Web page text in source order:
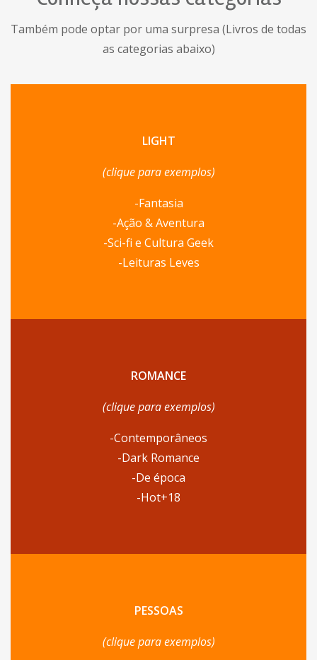
Também pode optar por uma surpresa (Livros de todas
as categorias abaixo)
LIGHT
(clique para exemplos)
-Fantasia
-Ação & Aventura
-Sci-fi e Cultura Geek
-Leituras Leves
ROMANCE
(clique para exemplos)
-Contemporâneos
-Dark Romance
-De época
-Hot+18
PESSOAS
(clique para exemplos)